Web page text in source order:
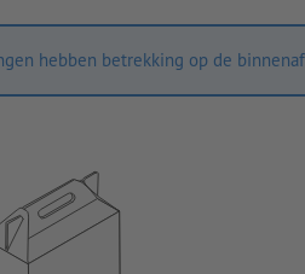
hebben betrekking op de